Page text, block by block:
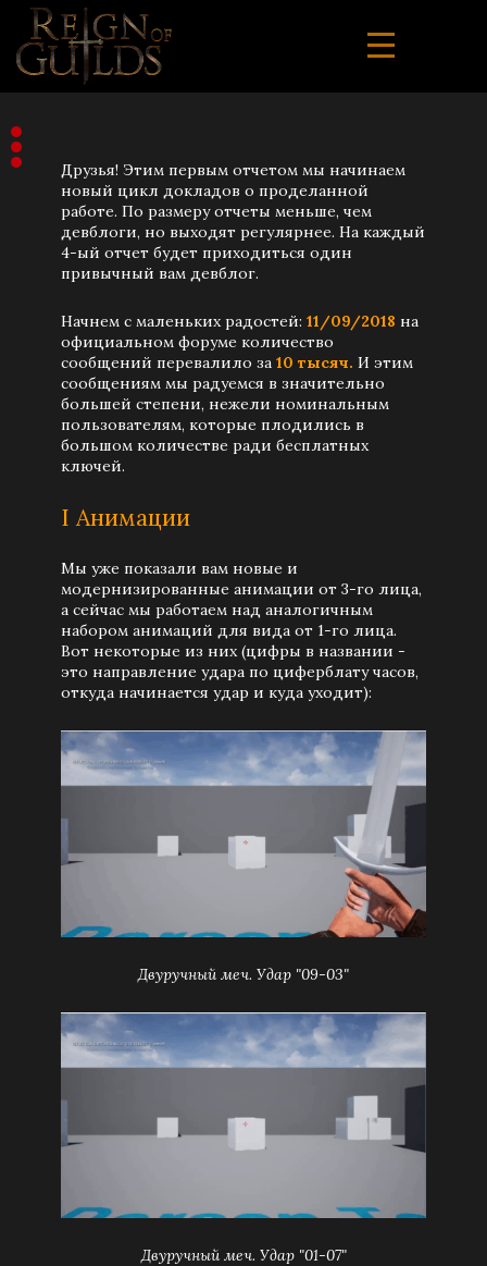
Друзья! Этим первым отчетом мы начинаем
новый цикл докладов о проделанной
работе. По размеру отчеты меньше, чем
девблоги, но выходят регулярнее. На каждый
4-ый отчет будет приходиться один
привычный вам девблог.
Начнем с маленьких радостей: 11/09/2018 на
официальном форуме количество
сообщений перевалило за 10 тысяч. И этим
сообщениям мы радуемся в значительно
большей степени, нежели номинальным
пользователям, которые плодились в
большом количестве ради бесплатных
ключей.
I Анимации
Мы уже показали вам новые и
модернизированные анимации от 3-го лица,
а сейчас мы работаем над аналогичным
набором анимаций для вида от 1-го лица.
Вот некоторые из них (цифры в названии -
это направление удара по циферблату часов,
откуда начинается удар и куда уходит):
Двуручный меч. Удар "09-03"
Двуручный меч. Удар "01-07"